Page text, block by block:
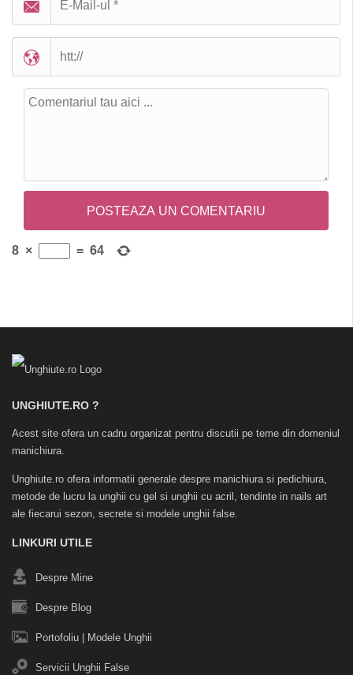
8 × = 64
UNGHIUTE.RO ?
Acest site ofera un cadru organizat pentru discutii pe teme din domeniul
manichiura.
Unghiute.ro ofera informatii generale despre manichiura si pedichiura,
metode de lucru la unghii cu gel si unghii cu acril, tendinte in nails art
ale fiecarui sezon, secrete si modele unghii false.
LINKURI UTILE
Despre Mine
Despre Blog
Portofoliu Modele Unghii
Servicii Unghii False